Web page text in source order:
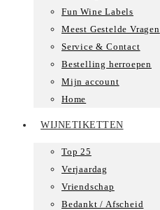
Fun Wine Labels
Meest Gestelde Vragen
Service & Contact
Bestelling herroepen
Mijn account
Home
WIJNETIKETTEN
Top 25
Verjaardag
Vriendschap
Bedankt / Afscheid